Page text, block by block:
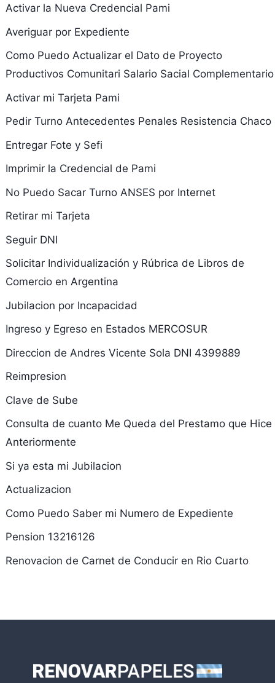
Activar la Nueva Credencial Pami
Averiguar por Expediente
Como Puedo Actualizar el Dato de Proyecto
Productivos Comunitari Salario Sacial Complementario
Activar mi Tarjeta Pami
Pedir Turno Antecedentes Penales Resistencia Chaco
Entregar Fote y Sefi
Imprimir la Credencial de Pami
No Puedo Sacar Turno ANSES por Internet
Retirar mi Tarjeta
Seguir DNI
Solicitar Individualización y Rúbrica de Libros de
Comercio en Argentina
Jubilacion por Incapacidad
Ingreso y Egreso en Estados MERCOSUR
Direccion de Andres Vicente Sola DNI 4399889
Reimpresion
Clave de Sube
Consulta de cuanto Me Queda del Prestamo que Hice
Anteriormente
Si ya esta mi Jubilacion
Actualizacion
Como Puedo Saber mi Numero de Expediente
Pension 13216126
Renovacion de Carnet de Conducir en Rio Cuarto